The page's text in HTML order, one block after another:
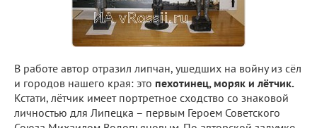
В работе автор отразил липчан, ушедших на войну из сёл
и городов нашего края: это пехотинец, моряк и лётчик.
Кстати, лётчик имеет портретное сходство со знаковой
личностью для Липецка – первым Героем Советского